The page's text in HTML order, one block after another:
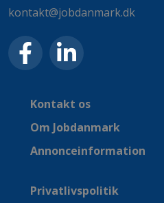
kontakt@jobdanmark.dk
Kontakt os
Om Jobdanmark
Annonceinformation
Privatlivspolitik